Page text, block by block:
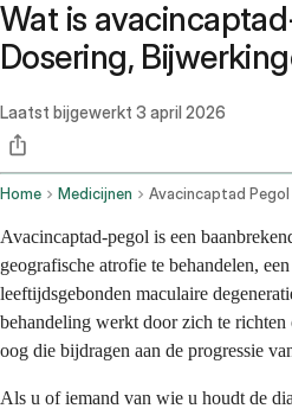
Wat is
Dosering,
Laatst bijgewerkt 3 april 2026
Home Medicijnen
Avacincaptad-pegol is een
geografische atrofie te behandelen,
leeftijdsgebonden maculaire
behandeling werkt door zich te
oog die bijdragen aan de progressie
Als u of iemand van wie u houdt de